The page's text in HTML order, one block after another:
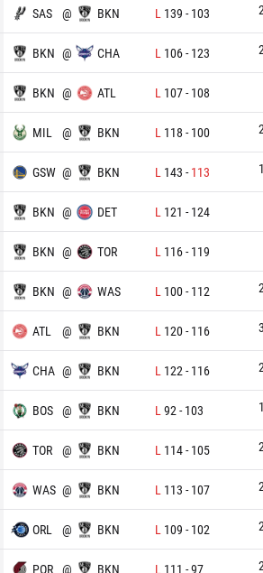
SAS @ BKN L 139 - 103
BKN @ CHA L 106- 123
BKN @ ATL L 107- 108
MIL @ BKN L 118 - 100
GSW @ BKN L 143 - 113
BKN @ DET L 121 - 124
BKN @ TOR L 116- 119
BKN @ WAS L 100- 112
ATL @ BKN L 120- 116
CHA @ BKN L 122 - 116
BOS @ BKN L 92 - 103
TOR @ BKN L 114- 105
WAS @ BKN L 113 - 107
ORL @ BKN L 109 - 102
POR @ BKN L 111 -97